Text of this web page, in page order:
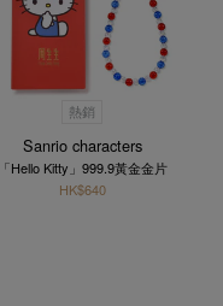
熱銷
Sanrio characters
「Hello Kitty」999.9黃金金片
HK$640